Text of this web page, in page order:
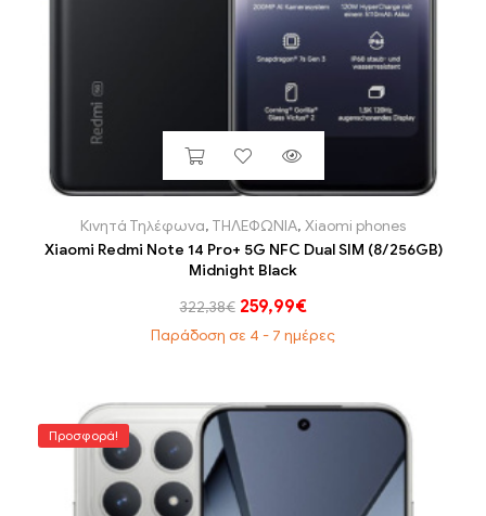
Κινητά Τηλέφωνα, ΤΗΛΕΦΩΝΙΑ, Xiaomi phones
Xiaomi Redmi Note 14 Pro+ 5G NFC Dual SIM (8/256GB)
Midnight Black
322,38€ 259,99€
Παράδοση σε 4 - 7 ημέρες
Προσφορά!